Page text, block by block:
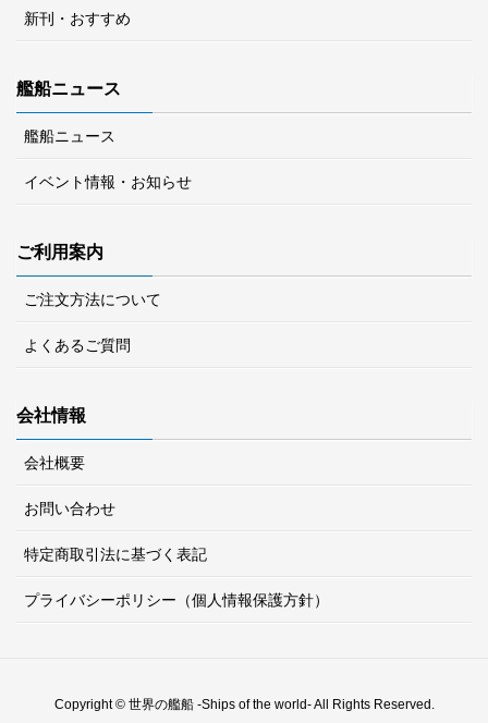
新刊・おすすめ
艦船ニュース
艦船ニュース
イベント情報・お知らせ
ご利用案内
ご注文方法について
よくあるご質問
会社情報
会社概要
お問い合わせ
特定商取引法に基づく表記
プライバシーポリシー（個人情報保護方針）
Copyright © 世界の艦船 -Ships of the world- All Rights Reserved.